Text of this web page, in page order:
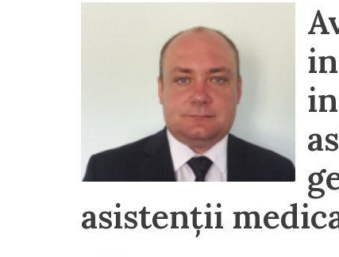
asistenții